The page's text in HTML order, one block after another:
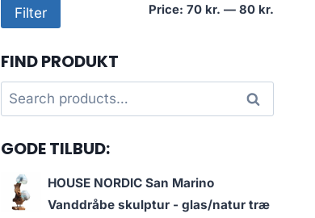
Min
Max
Filter Price: 70 kr. — 80 kr.
FIND PRODUKT
Search
for:
Search
GODE TILBUD:
HOUSE NORDIC San Marino
Vanddråbe skulptur - glas/natur træ